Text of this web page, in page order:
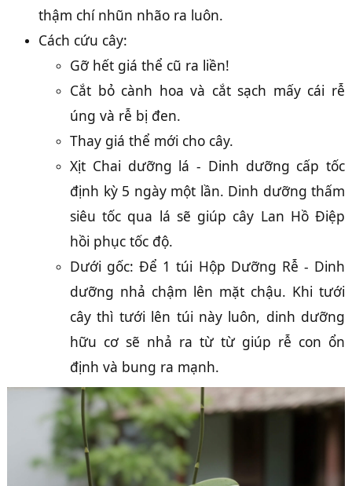
thậm chí nhũn nhão ra luôn.
Cách cứu cây:
Gỡ hết giá thể cũ ra liền!
Cắt bỏ cành hoa và cắt sạch mấy cái rễ
úng và rễ bị đen.
Thay giá thể mới cho cây.
Xịt Chai dưỡng lá - Dinh dưỡng cấp tốc
định kỳ 5 ngày một lần. Dinh dưỡng thấm
siêu tốc qua lá sẽ giúp cây Lan Hồ Điệp
hồi phục tốc độ.
Dưới gốc: Để 1 túi Hộp Dưỡng Rễ - Dinh
dưỡng nhả chậm lên mặt chậu. Khi tưới
cây thì tưới lên túi này luôn, dinh dưỡng
hữu cơ sẽ nhả ra từ từ giúp rễ con ổn
định và bung ra mạnh.